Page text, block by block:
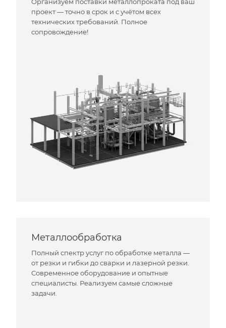
проект — точно в срок и с учётом всех
технических требований. Полное
сопровождение!
Металлообработка
Полный спектр услуг по обработке металла —
от резки и гибки до сварки и лазерной резки.
Современное оборудование и опытные
специалисты. Реализуем самые сложные
задачи.